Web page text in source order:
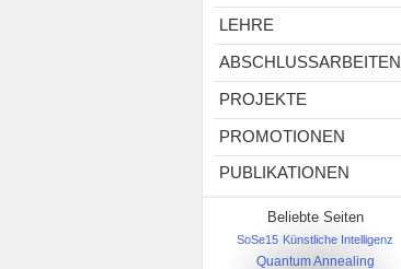
LEHRE
ABSCHLUSSARBEITEN
PROJEKTE
PROMOTIONEN
PUBLIKATIONEN
Beliebte Seiten
SoSe15 Künstliche Intelligenz
Quantum Annealing